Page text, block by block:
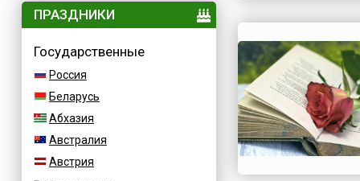
ПРАЗДНИКИ
Государственные
Россия
Беларусь
Абхазия
Австралия
Австрия